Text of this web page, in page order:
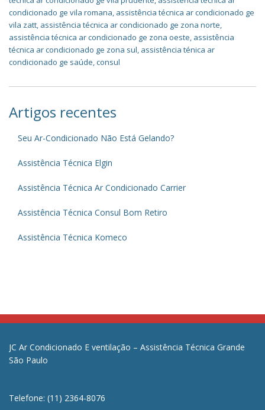
condicionado ge vila romana, assistência técnica ar condicionado ge
vila zatt, assistência técnica ar condicionado ge zona norte,
assistência técnica ar condicionado ge zona oeste, assistência
técnica ar condicionado ge zona sul, assistência ténica ar
condicionado ge saúde,consul
Artigos recentes
Seu Ar-Condicionado Não Está Gelando?
Assistência Técnica Elgin
Assistência Técnica Ar Condicionado Carrier
Assistência Técnica Consul Bom Retiro
Assistência Técnica Komeco
JC Ar Condicionado E ventilação – Assistência Técnica Grande
São Paulo
Telefone: (11) 2364-8076